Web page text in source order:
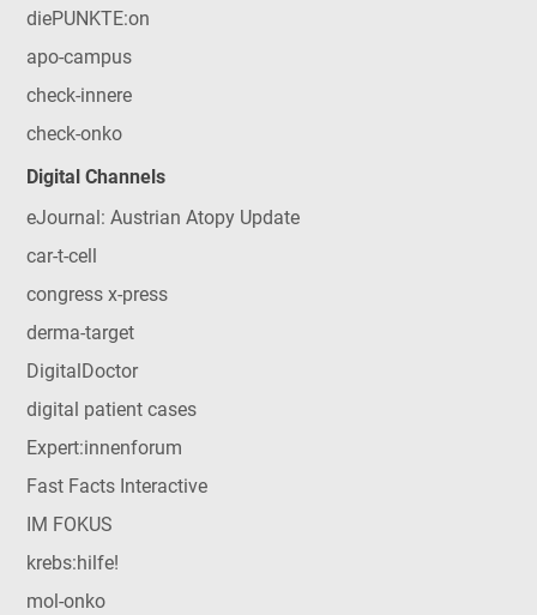
diePUNKTE:on
apo-campus
check-innere
check-onko
Digital Channels
eJournal: Austrian Atopy Update
car-t-cell
congress x-press
derma-target
DigitalDoctor
digital patient cases
Expert:innenforum
Fast Facts Interactive
IM FOKUS
krebs:hilfe!
mol-onko